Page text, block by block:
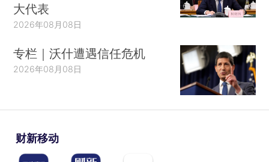
大代表
2026年08月08日
专栏｜沃什遭遇信任危机
2026年08月08日
财新移动